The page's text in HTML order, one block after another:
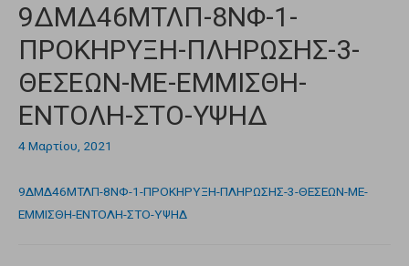
9ΔΜΔ46ΜΤΛΠ-8ΝΦ-1-
ΠΡΟΚΗΡΥΞΗ-ΠΛΗΡΩΣΗΣ-3-
ΘΕΣΕΩΝ-ΜΕ-ΕΜΜΙΣΘΗ-
ΕΝΤΟΛΗ-ΣΤΟ-ΥΨΗΔ
4 Μαρτίου, 2021
9ΔΜΔ46ΜΤΛΠ-8ΝΦ-1-ΠΡΟΚΗΡΥΞΗ-ΠΛΗΡΩΣΗΣ-3-ΘΕΣΕΩΝ-ΜΕ-
ΕΜΜΙΣΘΗ-ΕΝΤΟΛΗ-ΣΤΟ-ΥΨΗΔ